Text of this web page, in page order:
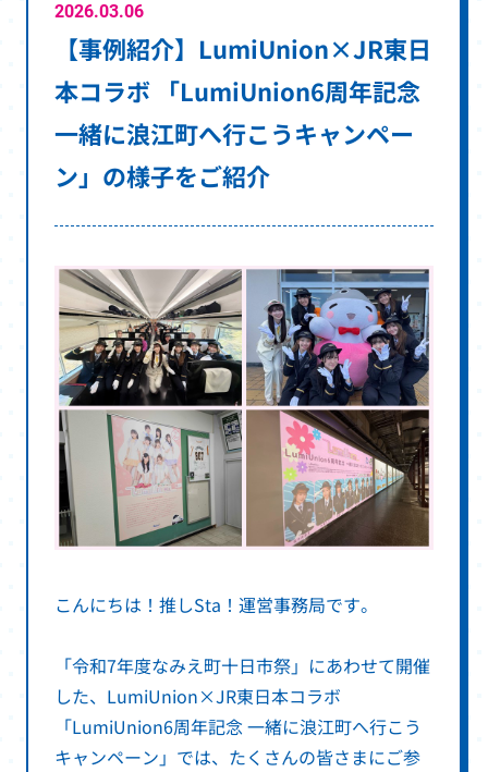
す
開
き
ま
す
2026.03.06
【事例紹介】LumiUnion×JR東日
本コラボ 「LumiUnion6周年記念
一緒に浪江町へ行こうキャンペー
ン」の様子をご紹介
こんにちは！推しSta！運営事務局です。
「令和7年度なみえ町十日市祭」にあわせて開催
した、LumiUnion×JR東日本コラボ
「LumiUnion6周年記念 一緒に浪江町へ行こう
キャンペーン」では、たくさんの皆さまにご参